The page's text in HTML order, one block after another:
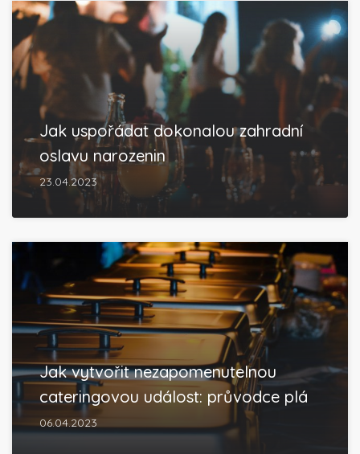
Jak uspořádat dokonalou zahradní
oslavu narozenin
23.04.2023
Jak vytvořit nezapomenutelnou
cateringovou událost: průvodce plá
06.04.2023